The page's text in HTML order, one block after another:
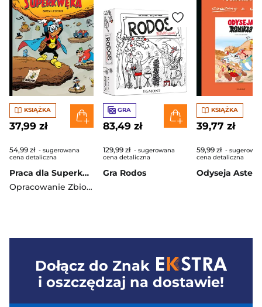
KSIĄŻKA
37,99 zł
54,99 zł - sugerowana
cena detaliczna
Praca dla Superkwęka
Opracowanie Zbiorowe
GRA
83,49 zł
129,99 zł - sugerowana
cena detaliczna
Gra Rodos
KSIĄŻKA
39,77 zł
59,99 zł -
cena detaliczna
Dołącz do Znak
i oszczędzaj na dostawie!